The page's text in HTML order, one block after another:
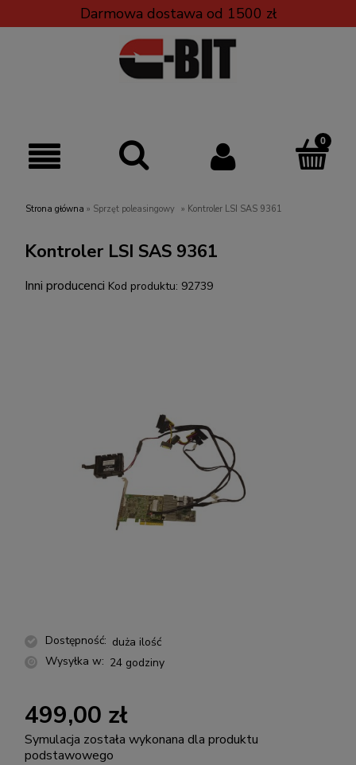
Darmowa dostawa od 1500 zł
Strona główna » Sprzęt poleasingowy » Kontroler LSI SAS 9361
Kontroler LSI SAS 9361
Inni producenci Kod produktu: 92739
Dostępność: duża ilość
Wysyłka w: 24 godziny
499,00 zł
Symulacja została wykonana dla produktu
podstawowego